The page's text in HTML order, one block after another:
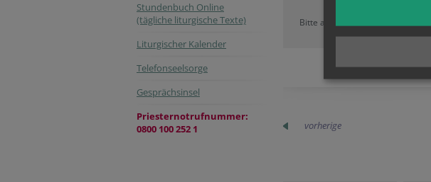
Stundenbuch Online
(tägliche liturgische Texte)
Liturgischer Kalender
Telefonseelsorge
Gesprächsinsel
Priesternotrufnummer:
0800 100 252 1
Bitte akzeptieren Sie
vorherige